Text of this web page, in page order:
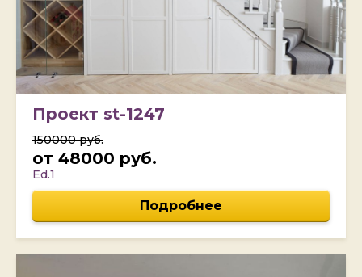
Проект st-1247
150000 руб.
от 48000 руб.
Ed.1
Подробнее